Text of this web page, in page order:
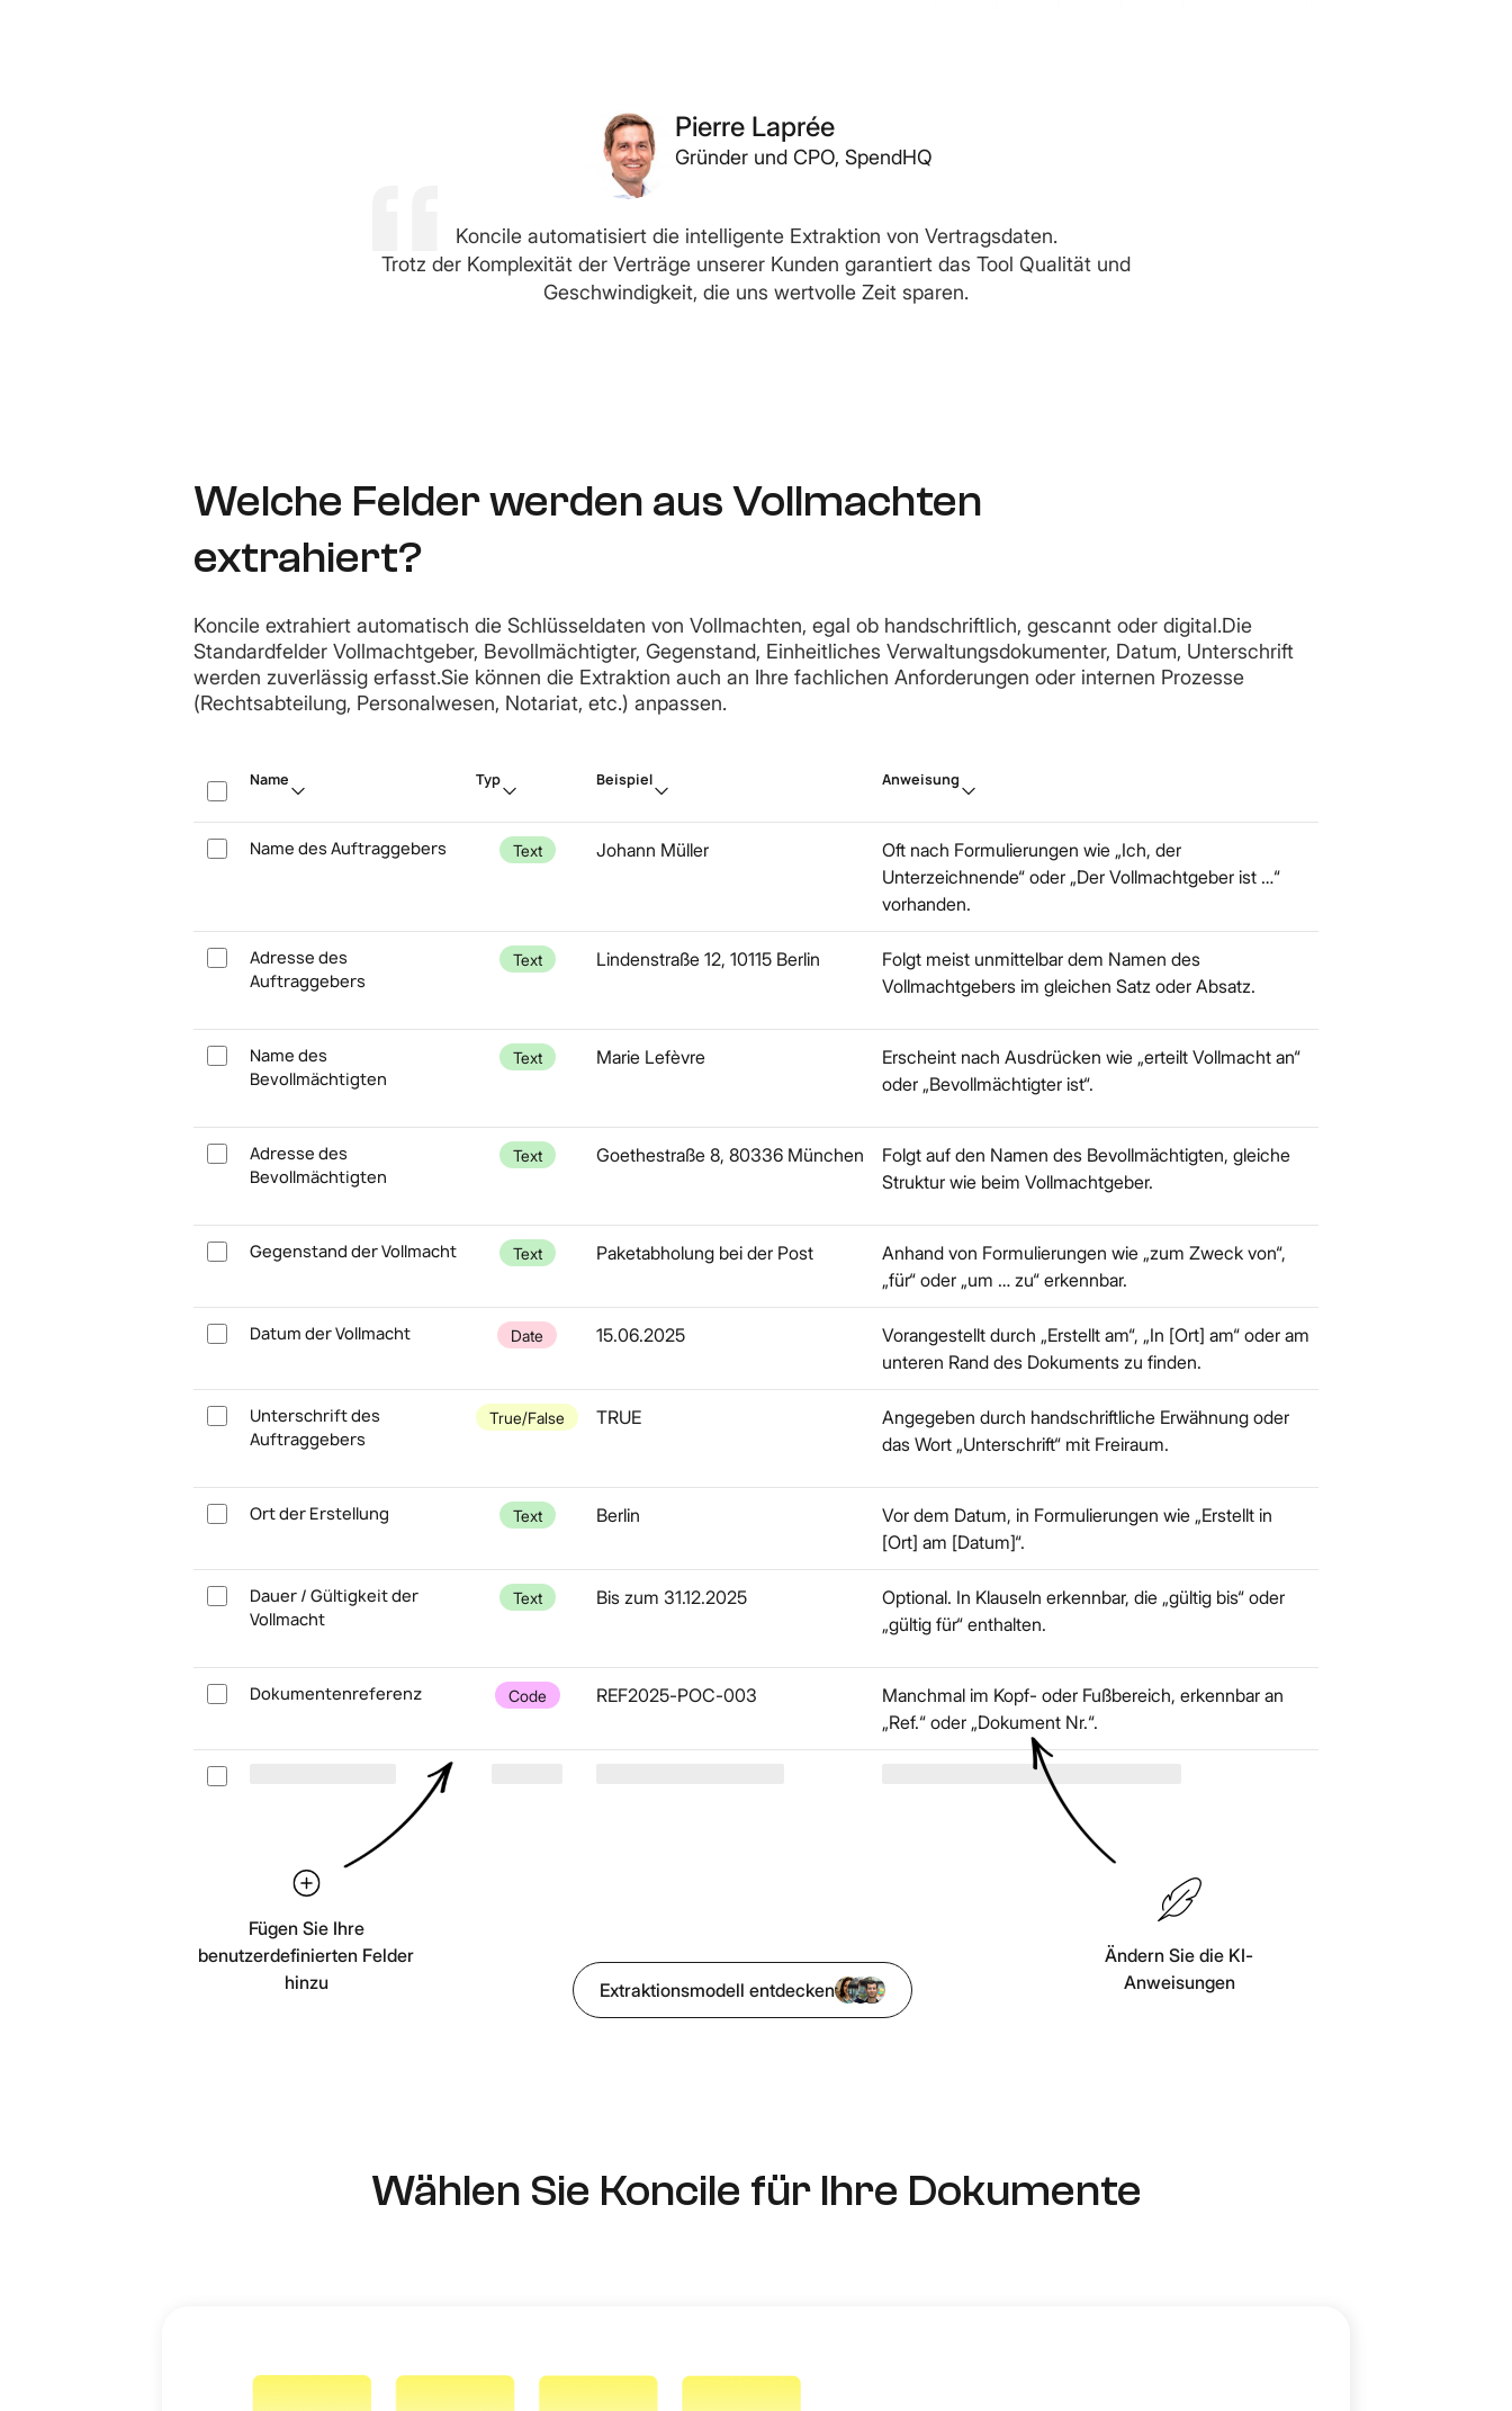
Pierre Laprée
Gründer und CPO, SpendHQ
Koncile automatisiert die intelligente Extraktion von Vertragsdaten.
Trotz der Komplexität der Verträge unserer Kunden garantiert das Tool Qualität und
Geschwindigkeit, die uns wertvolle Zeit sparen.
Welche Felder werden aus Vollmachten
extrahiert?
Koncile extrahiert automatisch die Schlüsseldaten von Vollmachten, egal ob handschriftlich, gescannt oder digital.Die
Standardfelder Vollmachtgeber, Bevollmächtigter, Gegenstand, Einheitliches Verwaltungsdokumenter, Datum, Unterschrift
werden zuverlässig erfasst.Sie können die Extraktion auch an Ihre fachlichen Anforderungen oder internen Prozesse
(Rechtsabteilung, Personalwesen, Notariat, etc.) anpassen.
Name Typ Beispiel Anweisung
Name des Auftraggebers Text Johann Müller
Oft nach Formulierungen wie „Ich, der
Unterzeichnende“ oder „Der Vollmachtgeber ist …“
vorhanden.
Adresse des
Auftraggebers
Text Lindenstraße 12, 10115 Berlin
Folgt meist unmittelbar dem Namen des
Vollmachtgebers im gleichen Satz oder Absatz.
Name des
Bevollmächtigten
Text Marie Lefèvre
Erscheint nach Ausdrücken wie „erteilt Vollmacht an“
oder „Bevollmächtigter ist“.
Adresse des
Bevollmächtigten
Text Goethestraße 8, 80336 München
Folgt auf den Namen des Bevollmächtigten, gleiche
Struktur wie beim Vollmachtgeber.
Gegenstand der Vollmacht Text Paketabholung bei der Post
Anhand von Formulierungen wie „zum Zweck von“,
„für“ oder „um … zu“ erkennbar.
Datum der Vollmacht Date 15.06.2025
Vorangestellt durch „Erstellt am“, „In [Ort] am“ oder am
unteren Rand des Dokuments zu finden.
Unterschrift des
Auftraggebers
True/False TRUE
Angegeben durch handschriftliche Erwähnung oder
das Wort „Unterschrift“ mit Freiraum.
Ort der Erstellung Text Berlin
Vor dem Datum, in Formulierungen wie „Erstellt in
[Ort] am [Datum]“.
Dauer / Gültigkeit der
Vollmacht
Text Bis zum 31.12.2025
Optional. In Klauseln erkennbar, die „gültig bis“ oder
„gültig für“ enthalten.
Dokumentenreferenz Code REF2025-POC-003
Manchmal im Kopf- oder Fußbereich, erkennbar an
„Ref.“ oder „Dokument Nr.“.
Fügen Sie Ihre
benutzerdefinierten Felder
hinzu
Extraktionsmodell entdecken
Ändern Sie die KI-
Anweisungen
Wählen Sie Koncile für Ihre Dokumente